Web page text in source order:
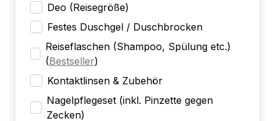
Deo (Reisegröße)
Festes Duschgel / Duschbrocken
Reiseflaschen (Shampoo, Spülung etc.)
(Bestseller)
Kontaktlinsen & Zubehör
Nagelpflegeset (inkl. Pinzette gegen
Zecken)